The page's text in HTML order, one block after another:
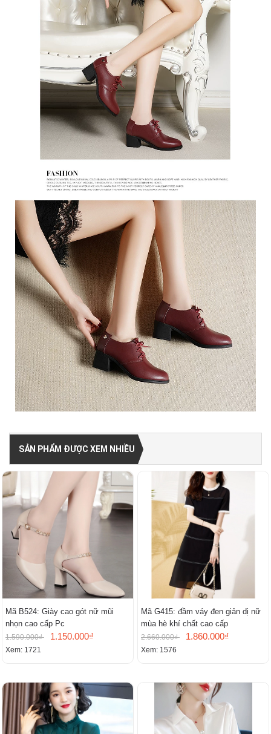
SẢN PHẨM ĐƯỢC XEM NHIỀU
Mã B524: Giày cao gót nữ mũi
nhọn cao cấp Pc
1.590.000₫ 1.150.000₫
Xem: 1721
Mã G415: đầm váy đen giản dị nữ
mùa hè khí chất cao cấp
2.660.000₫ 1.860.000₫
Xem: 1576